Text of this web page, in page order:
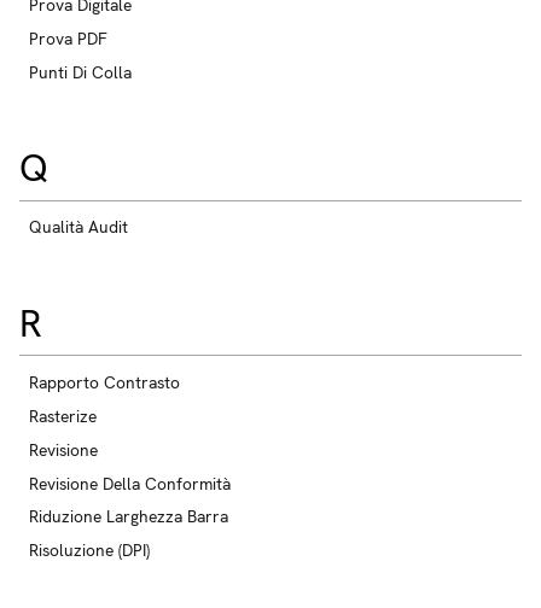
Prova Digitale
Prova PDF
Punti Di Colla
Q
Qualità Audit
R
Rapporto Contrasto
Rasterize
Revisione
Revisione Della Conformità
Riduzione Larghezza Barra
Risoluzione (DPI)